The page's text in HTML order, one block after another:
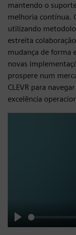
mantendo o
melhoria contínua.
utilizando
estreita
mudança de forma
novas
prospere num
CLEVR para
excelência
Play